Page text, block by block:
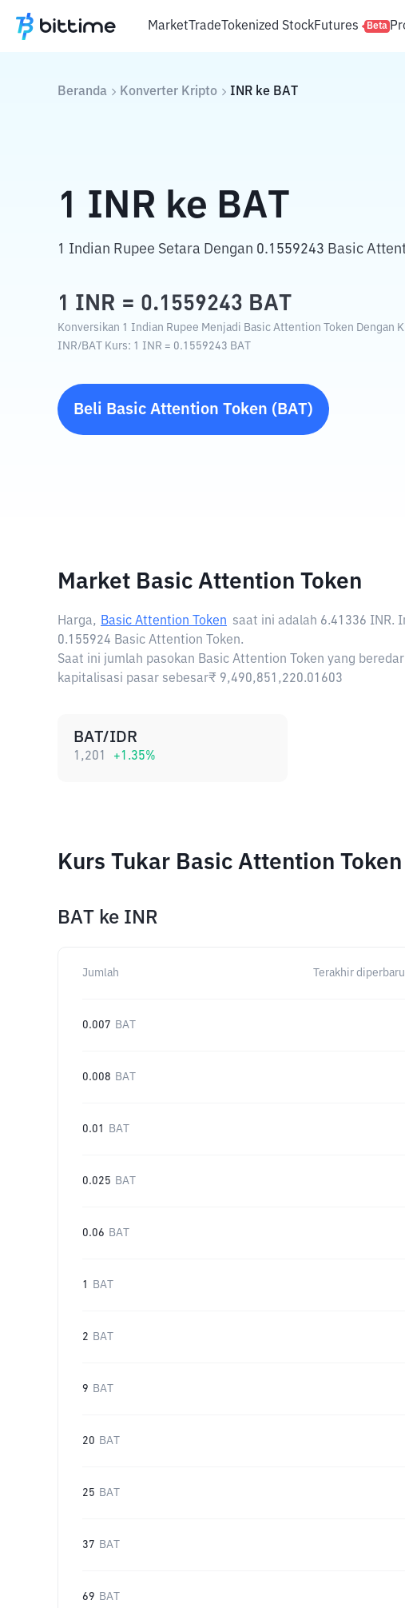
MarketTradeTokenized StockFutures Beta
Beranda Konverter Kripto INR ke BAT
1 INR ke BAT
1 Indian Rupee Setara Dengan 0.1559243 Basic
1 INR = 0.1559243 BAT
Konversikan 1 Indian Rupee Menjadi Basic Attention Token Dengan
INR/BAT Kurs: 1 INR = 0.1559243 BAT
Beli Basic Attention Token ( BAT)
Market Basic Attention Token
Harga, Basic Attention Token saat ini adalah 6.41336 INR.
0.155924 Basic Attention Token.
Saat ini jumlah pasokan Basic Attention Token yang
kapitalisasi pasar sebesar₹ 9,490,851,220.01603
BAT/IDR
1,201 +1.35%
Kurs Tukar Basic Attention
BAT ke INR
Jumlah Terakhir
0.007 BAT
0.008 BAT
0.01 BAT
0.025 BAT
0.06 BAT
1 BAT
2 BAT
9 BAT
20 BAT
25 BAT
37 BAT
69 BAT